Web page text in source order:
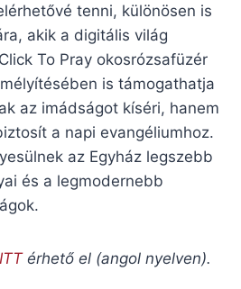
tenni, különösen is
akik a digitális világ
To Pray okosrózsafüzér
is támogathatja
az imádságot kíséri, hanem
a napi evangéliumhoz.
az Egyház legszebb
és a legmodernebb
ITTérhető el (angol nyelven).